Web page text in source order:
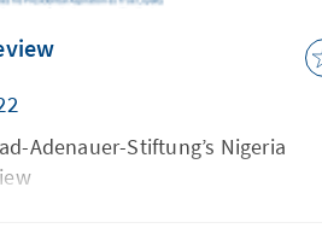
Adenauer-Stiftung’s Nigeria